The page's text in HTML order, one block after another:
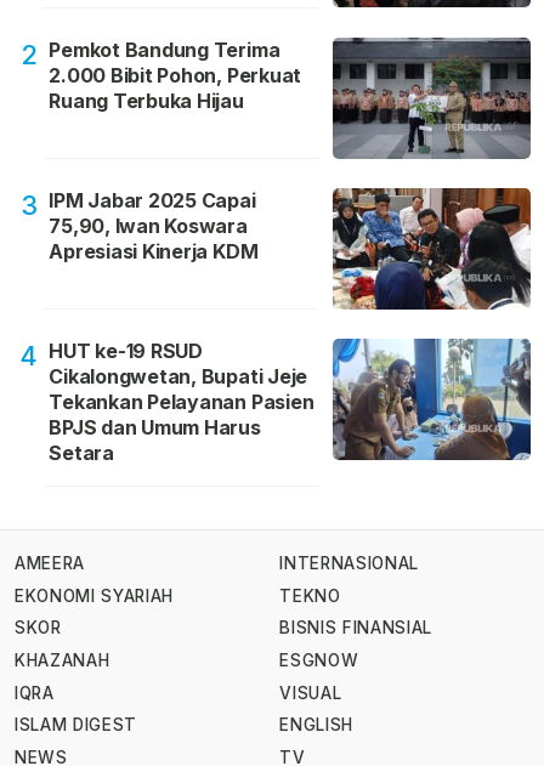
2 Pemkot Bandung Terima
2.000 Bibit Pohon, Perkuat
Ruang Terbuka Hijau
3 IPM Jabar 2025 Capai
75,90, Iwan Koswara
Apresiasi Kinerja KDM
4 HUT ke-19 RSUD
Cikalongwetan, Bupati Jeje
Tekankan Pelayanan Pasien
BPJS dan Umum Harus
Setara
AMEERA
EKONOMI SYARIAH
SKOR
KHAZANAH
IQRA
ISLAM DIGEST
NEWS
INTERNASIONAL
TEKNO
BISNIS FINANSIAL
ESGNOW
VISUAL
ENGLISH
TV